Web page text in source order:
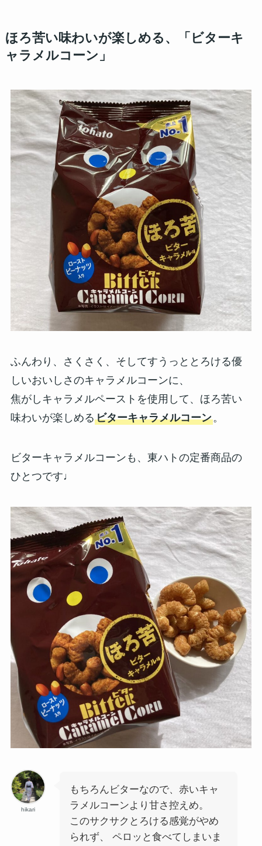
ほろ苦い味わいが楽しめる、「ビターキ
ャラメルコーン」
ふんわり、さくさく、そしてすうっととろける優
しいおいしさのキャラメルコーンに、
焦がしキャラメルペーストを使用して、ほろ苦い
味わいが楽しめるビターキャラメルコーン。
ビターキャラメルコーンも、東ハトの定番商品の
ひとつです♩
hikari
もちろんビターなので、赤いキャ
ラメルコーンより甘さ控えめ。
このサクサクとろける感覚がやめ
られず、 ペロッと食べてしまいま